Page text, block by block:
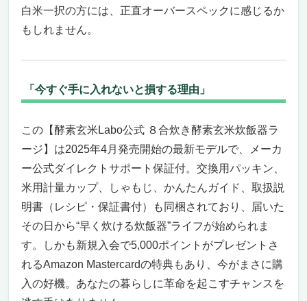
白米一択の方には、正直オーバースペックに感じるか
もしれません。
「今すぐ手に入れないと損する理由」
この【酵素玄米Labo公式 ８合炊き酵素玄米炊飯器ラ
ージ】は2025年4月発売開始の最新モデルで、メーカ
ー公式ダイレクトサポート保証付。交換用パッキン、
米用計量カップ、しゃもじ、かんたんガイド、取扱説
明書（レシピ・保証書付）も同梱されており、届いた
その日から“早く炊ける炊飯器”ライフが始められま
す。しかも新規入会で5,000ポイントがプレゼントさ
れるAmazon Mastercardの特典もあり、今がまさに購
入の好機。あなたの暮らしに革命を起こすチャンスを